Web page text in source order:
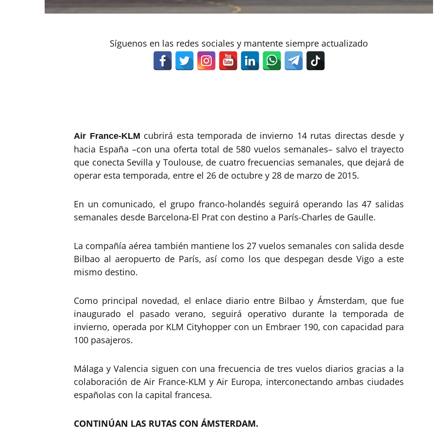
Síguenos en las redes sociales y mantente siempre actualizado
Air France-KLM cubrirá esta temporada de invierno 14 rutas directas desde y
hacia España –con una oferta total de 580 vuelos semanales– salvo el trayecto
que conecta Sevilla y Toulouse, de cuatro frecuencias semanales, que dejará de
operar esta temporada, entre el 26 de octubre y 28 de marzo de 2015.
En un comunicado, el grupo franco-holandés seguirá operando las 47 salidas
semanales desde Barcelona-El Prat con destino a París-Charles de Gaulle.
La compañía aérea también mantiene los 27 vuelos semanales con salida desde
Bilbao al aeropuerto de París, así como los que despegan desde Vigo a este
mismo destino.
Como principal novedad, el enlace diario entre Bilbao y Ámsterdam, que fue
inaugurado el pasado verano, seguirá operativo durante la temporada de
invierno, operada por KLM Cityhopper con un Embraer 190, con capacidad para
100 pasajeros.
Málaga y Valencia siguen con una frecuencia de tres vuelos diarios gracias a la
colaboración de Air France-KLM y Air Europa, interconectando ambas ciudades
españolas con la capital francesa.
CONTINÚAN LAS RUTAS CON ÁMSTERDAM.